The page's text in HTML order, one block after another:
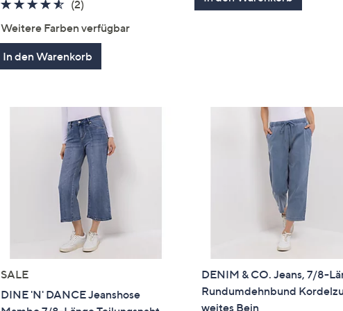
4.5
5
(2)2
Weitere Farben verfügbar
In den Warenkorb
SALE
DINE 'N' DANCE Jeanshose
DENIM & CO. Jeans, 7/8-
Rundumdehnbund
weites Bein